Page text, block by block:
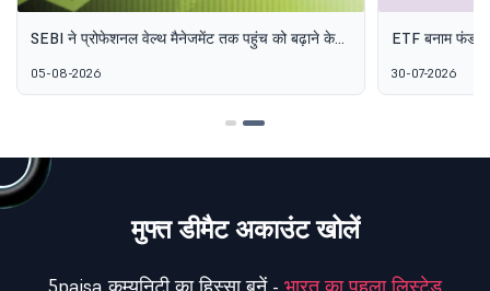
ETF बनाम फंड ऑफ फंड: दो पैसिव विकल्प एक ही बात क्यों
30-07-2026
AIF योजनाओं के
मतलब है
06-08-2026
मुफ्त डीमैट अकाउंट खोलें